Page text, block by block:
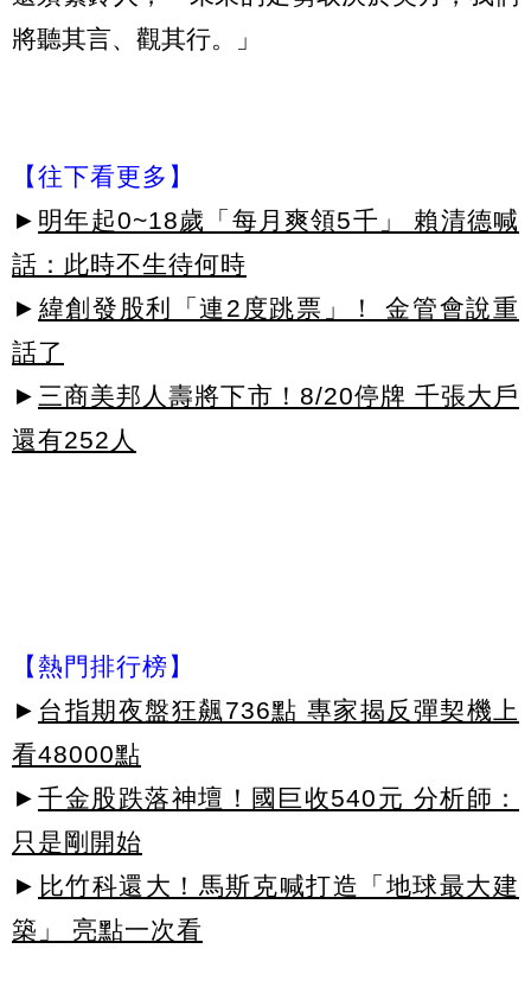
將聽其言、觀其行。」
【往下看更多】
► 明年起0~18歲「每月爽領5千」 賴清德喊
話：此時不生待何時
► 緯創發股利「連2度跳票」！ 金管會說重
話了
► 三商美邦人壽將下市！8/20停牌 千張大戶
還有252人
【熱門排行榜】
► 台指期夜盤狂飆736點 專家揭反彈契機上
看48000點
► 千金股跌落神壇！國巨收540元 分析師：
只是剛開始
► 比竹科還大！馬斯克喊打造「地球最大建
築」 亮點一次看